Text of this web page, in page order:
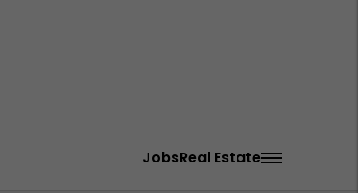
JobsReal Estate